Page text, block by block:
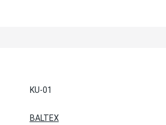
KU-01
BALTEX